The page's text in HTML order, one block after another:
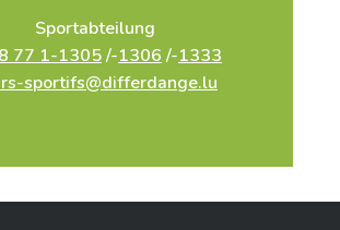
Sportabteilung
77 1-1305/-1306 /-1333
sportifs@differdange.lu